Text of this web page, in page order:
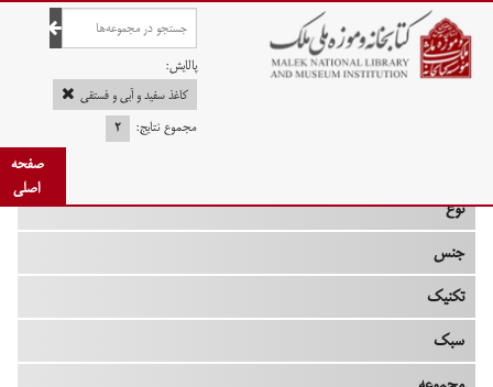
صفحه اصلی
پالایش:
کاغذ سفید و آبی و فستقی
مجموع نتایج:
۲
صفحه
اصلی
نوع
جنس
تکنیک
سبک